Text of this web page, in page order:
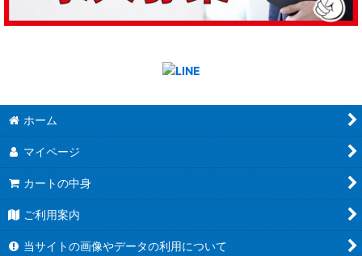
ホーム
マイページ
カートの中身
ご利用案内
当サイトの画像やデータの利用について